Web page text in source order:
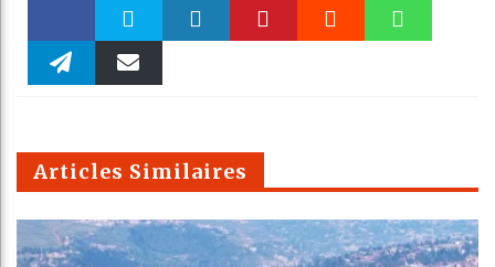
Faceboo Twitter
m
Articles Similaires